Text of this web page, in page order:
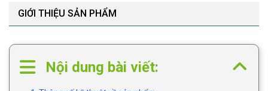
GIỚI THIỆU SẢN PHẨM
Nội dung bài viết: